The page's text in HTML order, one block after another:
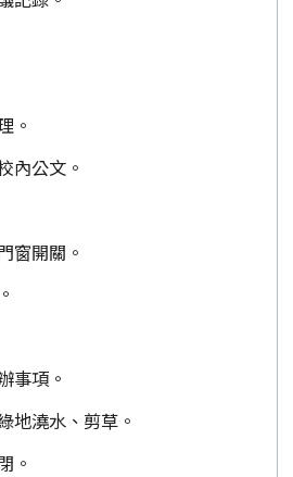
。
內公文。
窗開關。
事項。
地澆水、剪草。
。